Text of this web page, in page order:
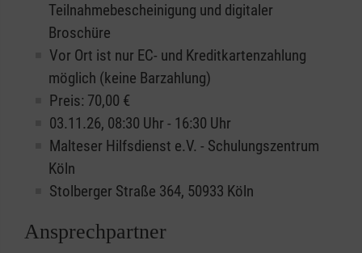
Teilnahmebescheinigung und digitaler
Broschüre
Vor Ort ist nur EC- und Kreditkartenzahlung
möglich (keine Barzahlung)
Preis: 70,00 €
03.11.26, 08:30 Uhr - 16:30 Uhr
Malteser Hilfsdienst e.V. - Schulungszentrum
Köln
Stolberger Straße 364, 50933 Köln
Ansprechpartner